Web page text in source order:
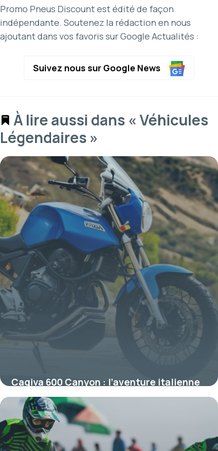
Promo Pneus Discount est édité de façon
indépendante. Soutenez la rédaction en nous
ajoutant dans vos favoris sur Google Actualités :
Suivez nous sur Google News
À lire aussi dans « Véhicules
Légendaires »
Cagiva 600 Canyon : l’aventure italienne
au quotidien
16 juin 2026